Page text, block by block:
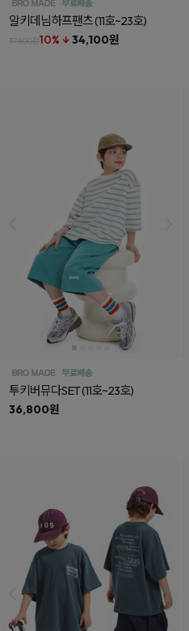
알키데님하프팬츠(11호~23호)
37,800원10% ↓ 34,100원
투키버뮤다SET(11호~23호)
36,800원